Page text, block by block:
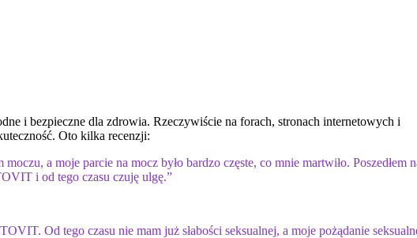
i bezpieczne dla zdrowia. Rzeczywiście na forach, stronach internetowych i
Oto kilka recenzji:
a moje parcie na mocz było bardzo częste, co mnie martwiło. Poszedłem
i od tego czasu czuję ulgę.”
Od tego czasu nie mam już słabości seksualnej, a moje pożądanie